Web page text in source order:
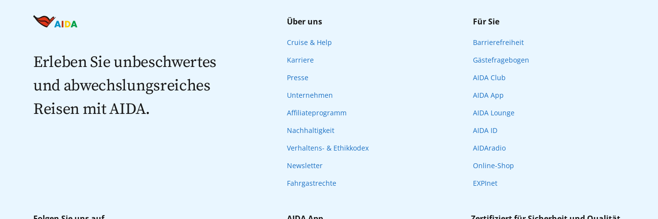
Erleben Sie unbeschwertes
und abwechslungsreiches
Reisen mit AIDA.
Über uns
Cruise & Help
Karriere
Presse
Unternehmen
Affiliateprogramm
Nachhaltigkeit
Verhaltens- & Ethikkodex
Newsletter
Fahrgastrechte
Für Sie
Barrierefreiheit
Gästefragebogen
AIDA Club
AIDA App
AIDA Lounge
AIDA ID
AIDAradio
Online-Shop
EXPInet